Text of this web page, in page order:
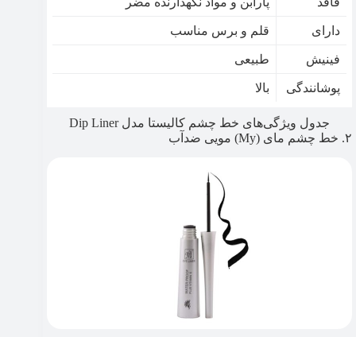
دارای قلم و برس مناسب
فینیش طبیعی
پوشانندگی بالا
جدول ویژگی‌های خط چشم کالیستا مدل Dip Liner
۲. خط چشم مای (My) مویی ضدآب